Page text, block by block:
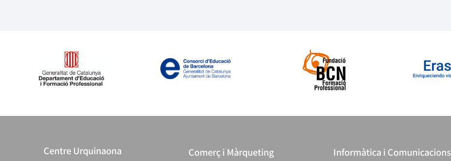
Centre Urquinaona Comerç i Màrqueting Informàtica i Comunicacions